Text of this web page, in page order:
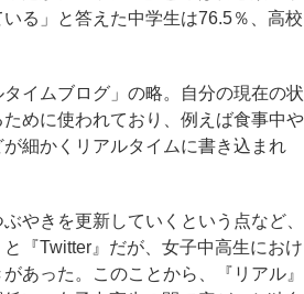
る」と答えた中学生は76.5％、高校
イムブログ」の略。自分の現在の状
めに使われており、例えば食事中や
細かくリアルタイムに書き込まれ
やきを更新していくという点など、
『Twitter』だが、女子中高生におけ
あった。このことから、『リアル』